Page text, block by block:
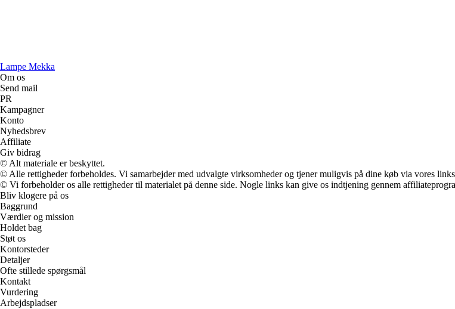
Lampe Mekka
Om os
Send mail
PR
Kampagner
Konto
Nyhedsbrev
Affiliate
Giv bidrag
© Alt materiale er beskyttet.
© Alle rettigheder forbeholdes. Vi samarbejder med udvalgte virksomheder og tjener muligvis på dine køb via vores
© Vi forbeholder os alle rettigheder til materialet på denne side. Nogle links kan give os indtjening gennem
Bliv klogere på os
Baggrund
Værdier og mission
Holdet bag
Støt os
Kontorsteder
Detaljer
Ofte stillede spørgsmål
Kontakt
Vurdering
Arbejdspladser